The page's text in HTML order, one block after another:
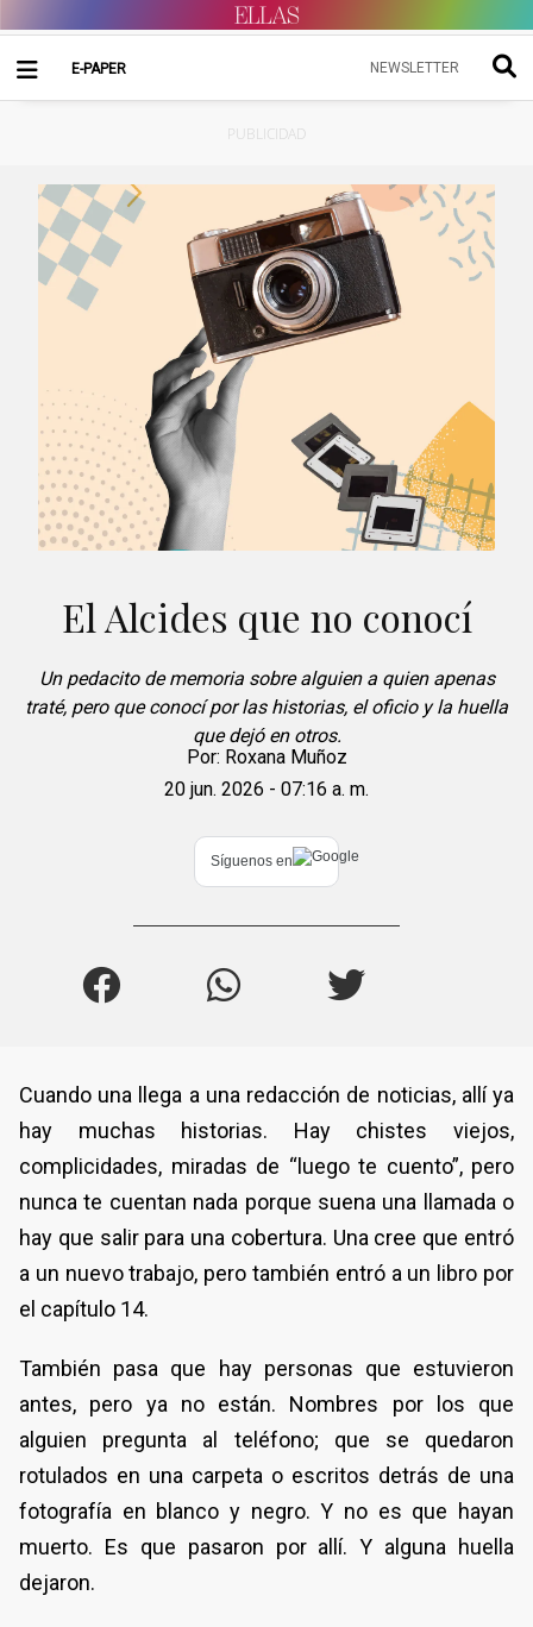
E-PAPER NEWSLETTER
PUBLICIDAD
El Alcides que no conocí
Un pedacito de memoria sobre alguien a quien apenas
traté, pero que conocí por las historias, el oficio y la huella
que dejó en otros.
Por: Roxana Muñoz
20 jun. 2026 - 07:16 a. m.
Síguenos en
Cuando una llega a una redacción de noticias, allí ya
hay muchas historias. Hay chistes viejos,
complicidades, miradas de “luego te cuento”, pero
nunca te cuentan nada porque suena una llamada o
hay que salir para una cobertura. Una cree que entró
a un nuevo trabajo, pero también entró a un libro por
el capítulo 14.
También pasa que hay personas que estuvieron
antes, pero ya no están. Nombres por los que
alguien pregunta al teléfono; que se quedaron
rotulados en una carpeta o escritos detrás de una
fotografía en blanco y negro. Y no es que hayan
muerto. Es que pasaron por allí. Y alguna huella
dejaron.